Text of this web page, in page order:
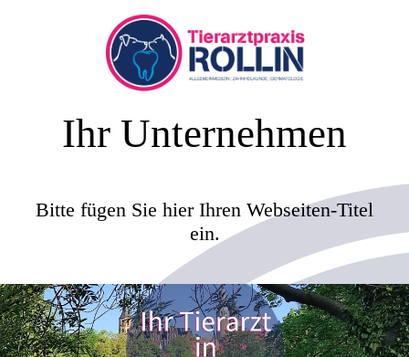
Ihr Unternehmen
Bitte fügen Sie hier Ihren Webseiten-Titel
ein.